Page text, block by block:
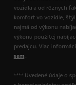
vozidla a od rôznych
komfort vo vozidle,
najmä od výkonu
výkonu použitej
predajcu. Viac
sem .
**** Uvedené údaje o